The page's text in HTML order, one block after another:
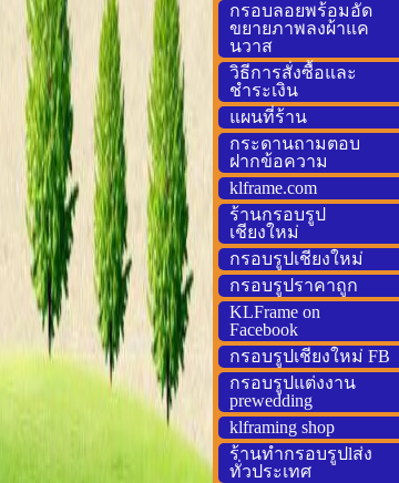
กรอบลอยพร้อมอัด
ขยายภาพลงผ้าแค
นวาส
วิธีการสั่งซื้อและ
ชำระเงิน
แผนที่ร้าน
กระดานถามตอบ
ฝากข้อความ
klframe.com
ร้านกรอบรูป
เชียงใหม่
กรอบรูปเชียงใหม่
กรอบรูปราคาถูก
KLFrame on
Facebook
กรอบรูปเชียงใหม่ FB
กรอบรูปแต่งงาน
prewedding
klframing shop
ร้านทำกรอบรูปlส่ง
ทั่วประเทศ